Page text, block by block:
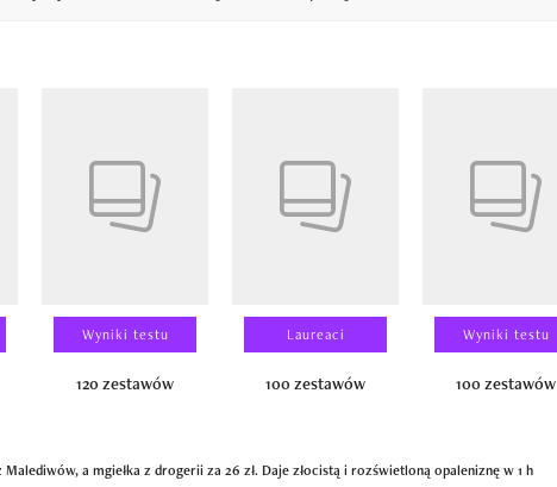
Wyniki testu
120 zestawów
Laureaci
100 zestawów
Wyniki testu
100 zestawów
Malediwów, a mgiełka z drogerii za 26 zł. Daje złocistą i rozświetloną opaleniznę w 1 h